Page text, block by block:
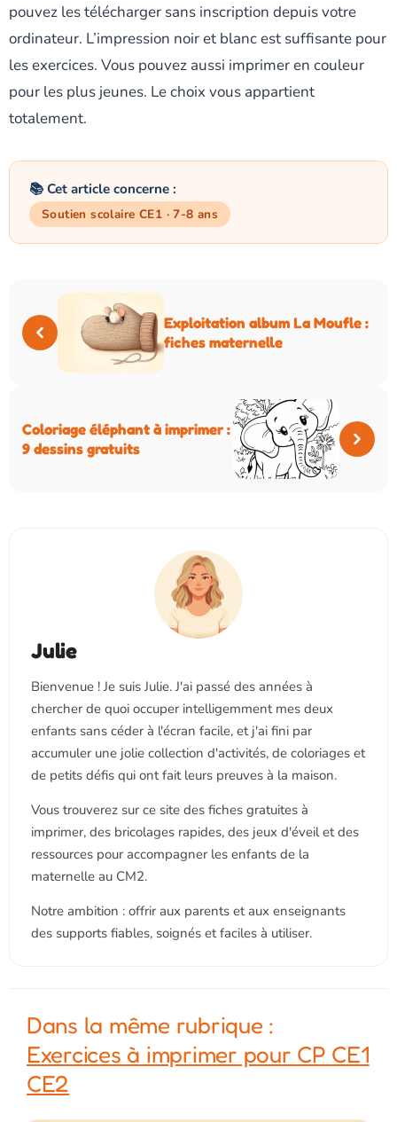
pouvez les télécharger sans inscription depuis votre
ordinateur. L’impression noir et blanc est suffisante pour
les exercices. Vous pouvez aussi imprimer en couleur
pour les plus jeunes. Le choix vous appartient
totalement.
📚 Cet article concerne :
Soutien scolaire CE1 · 7-8 ans
Exploitation album La Moufle :
fiches maternelle
Coloriage éléphant à imprimer :
9 dessins gratuits
Julie
Bienvenue ! Je suis Julie. J'ai passé des années à
chercher de quoi occuper intelligemment mes deux
enfants sans céder à l'écran facile, et j'ai fini par
accumuler une jolie collection d'activités, de coloriages et
de petits défis qui ont fait leurs preuves à la maison.
Vous trouverez sur ce site des fiches gratuites à
imprimer, des bricolages rapides, des jeux d'éveil et des
ressources pour accompagner les enfants de la
maternelle au CM2.
Notre ambition : offrir aux parents et aux enseignants
des supports fiables, soignés et faciles à utiliser.
Dans la même rubrique :
Exercices à imprimer pour CP CE1
CE2